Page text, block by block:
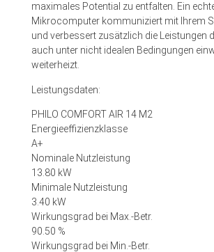
maximales Potential zu entfalten. Ein
Mikrocomputer kommuniziert mit Ihrem
und verbessert zusätzlich die Leistungen
auch unter nicht idealen Bedingungen
weiterheizt.
Leistungsdaten:
PHILO COMFORT AIR 14 M2
Energieeffizienzklasse
A+
Nominale Nutzleistung
13.80 kW
Minimale Nutzleistung
3.40 kW
Wirkungsgrad bei Max.-Betr.
90.50 %
Wirkungsgrad bei Min.-Betr.